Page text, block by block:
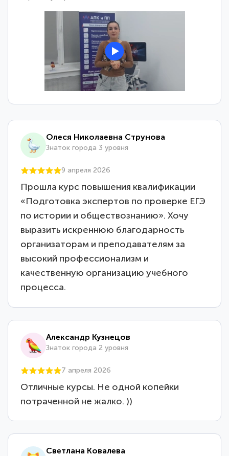
Олеся Николаевна Струнова
Знаток города 3 уровня
9 апреля 2026
Прошла курс повышения квалификации
«Подготовка экспертов по проверке ЕГЭ
по истории и обществознанию». Хочу
выразить искреннюю благодарность
организаторам и преподавателям за
высокий профессионализм и
качественную организацию учебного
процесса.
Александр Кузнецов
Знаток города 2 уровня
7 апреля 2026
Отличные курсы. Не одной копейки
потраченной не жалко. ))
Светлана Ковалева